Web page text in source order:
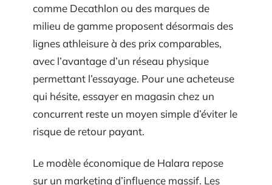
comme Decathlon ou des marques de
milieu de gamme proposent désormais des
lignes athleisure à des prix comparables,
avec l’avantage d’un réseau physique
permettant l’essayage. Pour une acheteuse
qui hésite, essayer en magasin chez un
concurrent reste un moyen simple d’éviter le
risque de retour payant.
Le modèle économique de Halara repose
sur un marketing d’influence massif. Les